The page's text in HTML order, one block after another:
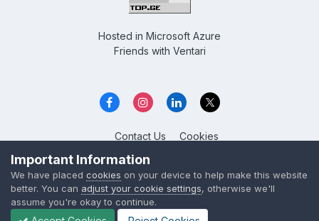
Hosted in Microsoft Azure
Friends with Ventari
Contact Us Cookies
Overclockers GE
Powered by Invision Community
Important Information
We have placed cookies on your device to help make this website
better. You can adjust your cookie settings, otherwise we'll
assume you're okay to continue.